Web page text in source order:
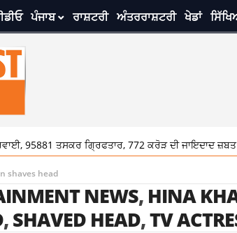
ਪੰਜਾਬ ਰਾਸ਼ਟਰੀ ਅੰਤਰਰਾਸ਼ਟਰੀ ਖੇਡਾਂ
95881 ਤਸਕਰ ਗ੍ਰਿਫਤਾਰ, 772 ਕਰੋੜ ਦੀ ਜਾਇਦਾਦ ਜ਼ਬਤ
shaves head
NEWS, HINA
,SHAVED HEAD,TV